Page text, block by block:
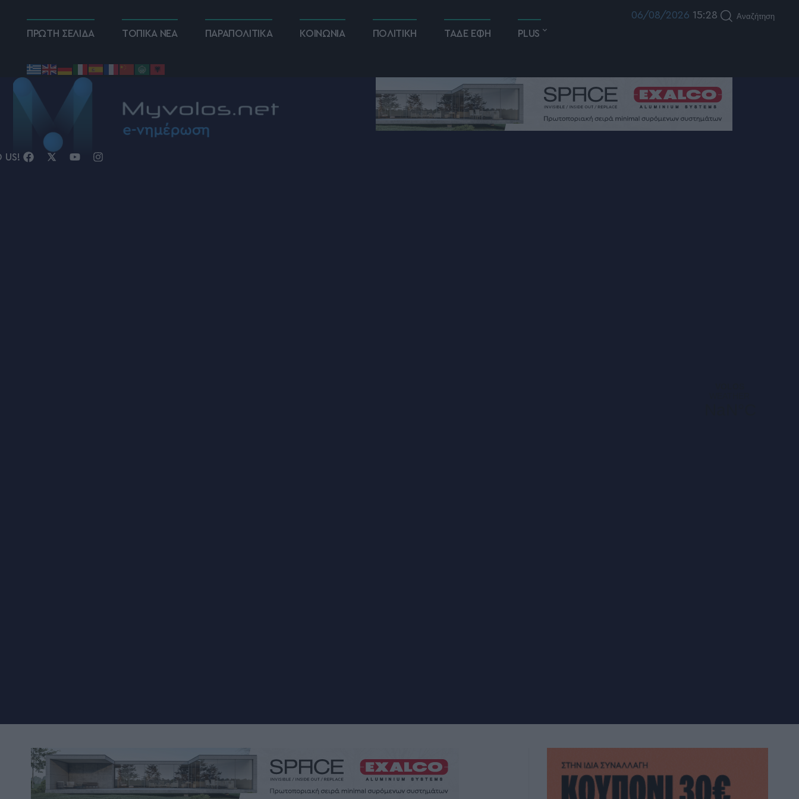
ΠΡΩΤΗ ΣΕΛΙΔΑ ΤΟΠΙΚΑ ΝΕΑ ΠΑΡΑΠΟΛΙΤΙΚΑ ΚΟΙΝΩΝΙΑ ΠΟΛΙΤΙΚΗ ΤΑΔΕ ΕΦΗ PLUS
06/08/2026 15:28 Αναζήτηση
US!